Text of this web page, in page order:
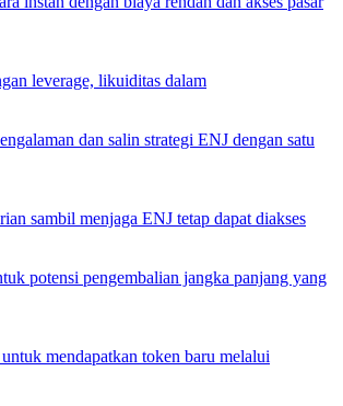
leverage, likuiditas dalam
dan salin strategi ENJ dengan satu
sambil menjaga ENJ tetap dapat diakses
potensi pengembalian jangka panjang yang
mendapatkan token baru melalui